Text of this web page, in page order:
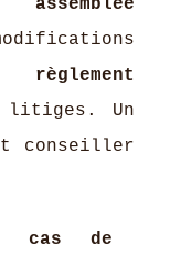
assemblée
règlement
litiges. Un
conseiller
cas de